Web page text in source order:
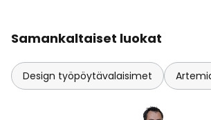
Samankaltaiset luokat
Design työpöytävalaisimet